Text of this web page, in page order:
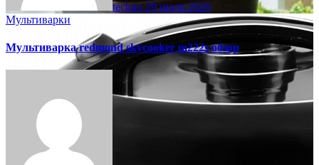
techno 29 июля 2026
Мультиварки
Мультиварка redmond skycooker m222s обзор